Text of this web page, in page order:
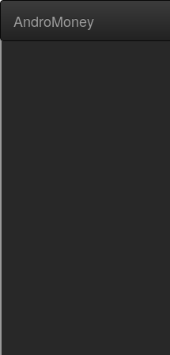
AndroMoney